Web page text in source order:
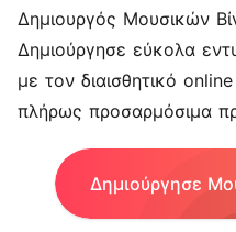
Δημιουργός Μουσικών
Δημιούργησε εύκολα
με τον διαισθητικό
πλήρως προσαρμόσιμα
Δημιούργησε